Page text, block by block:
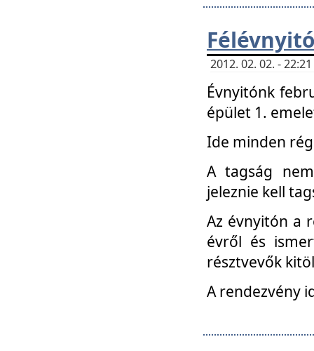
2012. 02. 02. -
Évnyitónk
épület 1.
Ide minden
A tagság
jeleznie kell
Az évnyitón a
évről és
résztvevők
A rendezvény